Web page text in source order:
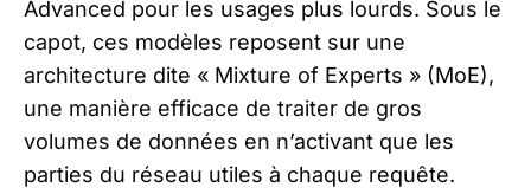
Advanced pour les usages plus lourds. Sous le
capot, ces modèles reposent sur une
architecture dite « Mixture of Experts » (MoE),
une manière efficace de traiter de gros
volumes de données en n’activant que les
parties du réseau utiles à chaque requête.